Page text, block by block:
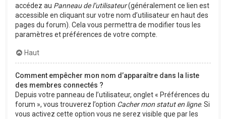
accédez au Panneau de l’utilisateur(généralement ce lien est
accessible en cliquant sur votre nom d’utilisateur en haut des
pages du forum). Cela vous permettra de modifier tous les
paramètres et préférences de votre compte.
Haut
Comment empêcher mon nom d’apparaître dans la liste
des membres connectés ?
Depuis votre panneau de l’utilisateur, onglet « Préférences du
forum », vous trouverez l’option Cacher mon statut en ligne. Si
vous activez cette option vous ne serez visible que par les